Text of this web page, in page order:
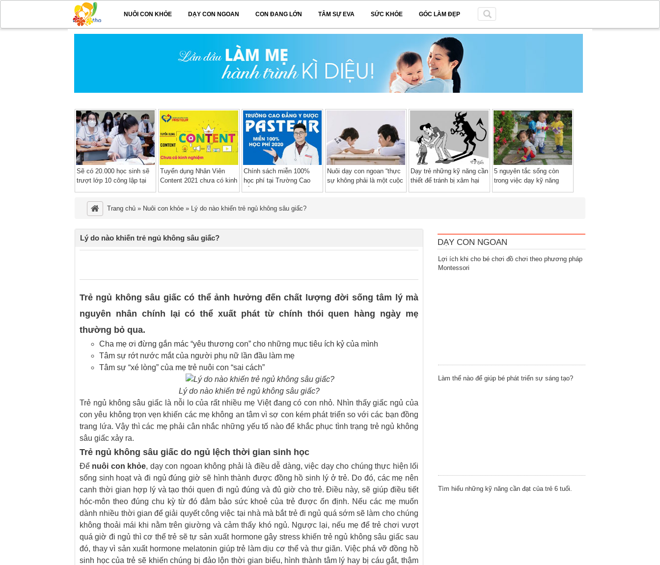
NUÔI CON KHỎE DẠY CON NGOAN CON ĐANG LỚN TÂM SỰ EVA SỨC KHỎE GÓC LÀM ĐẸP
Sẽ có 20.000 học sinh sẽ
trượt lớp 10 công lập tại
Tuyển dụng Nhân Viên
Content 2021 chưa có kinh
Chính sách miễn 100%
học phí tại Trường Cao
Nuôi dạy con ngoan “thực
sự không phải là một cuộc
Dạy trẻ những kỹ năng cần
thiết để tránh bị xâm hại
5 nguyên tắc sống còn
trong việc dạy kỹ năng
Trang chủ » Nuôi con khỏe » Lý do nào khiến trẻ ngủ không sâu giấc?
Lý do nào khiến trẻ ngủ không sâu giấc?
Trẻ ngủ không sâu giấc có thể ảnh hưởng đến chất lượng đời sống tâm lý mà
nguyên nhân chính lại có thể xuất phát từ chính thói quen hàng ngày mẹ
thường bỏ qua.
Cha mẹ ơi đừng gắn mác “yêu thương con” cho những mục tiêu ích kỷ của mình
Tâm sự rớt nước mắt của người phụ nữ lần đầu làm mẹ
Tâm sự “xé lòng” của mẹ trẻ nuôi con “sai cách”
Lý do nào khiến trẻ ngủ không sâu giấc?
Trẻ ngủ không sâu giấc là nỗi lo của rất nhiều mẹ Việt đang có con nhỏ. Nhìn thấy giấc ngủ của
con yêu không trọn vẹn khiến các mẹ không an tâm vì sợ con kém phát triển so với các bạn đồng
trang lứa. Vậy thì các mẹ phải cân nhắc những yếu tố nào để khắc phục tình trạng trẻ ngủ không
sâu giấc xảy ra.
Trẻ ngủ không sâu giấc do ngủ lệch thời gian sinh học
Để nuôi con khỏe, dạy con ngoan không phải là điều dễ dàng, việc dạy cho chúng thực hiện lối
sống sinh hoạt và đi ngủ đúng giờ sẽ hình thành được đồng hồ sinh lý ở trẻ. Do đó, các mẹ nên
canh thời gian hợp lý và tạo thói quen đi ngủ đúng và đủ giờ cho trẻ. Điều này, sẽ giúp điều tiết
hóc-môn theo đúng chu kỳ từ đó đảm bảo sức khoẻ của trẻ được ổn định. Nếu các mẹ muốn
dành nhiều thời gian để giải quyết công việc tại nhà mà bắt trẻ đi ngủ quá sớm sẽ làm cho chúng
không thoải mái khi nằm trên giường và cảm thấy khó ngủ. Ngược lại, nếu mẹ để trẻ chơi vượt
quá giờ đi ngủ thì cơ thể trẻ sẽ tự sản xuất hormone gây stress khiến trẻ ngủ không sâu giấc sau
đó, thay vì sản xuất hormone melatonin giúp trẻ làm dịu cơ thể và thư giãn. Việc phá vỡ đồng hồ
sinh học của trẻ sẽ khiến chúng bị đảo lộn thời gian biểu, hình thành tâm lý hay bị cáu gắt, thậm
DẠY CON NGOAN
Lợi ích khi cho bé chơi đồ chơi theo phương pháp
Montessori
Làm thế nào để giúp bé phát triển sự sáng tạo?
Tìm hiểu những kỹ năng cần đạt của trẻ 6 tuổi.